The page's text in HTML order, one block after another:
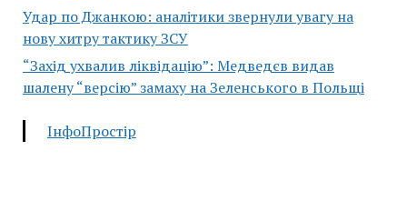
Удар по Джанкою: аналітики звернули увагу на
нову хитру тактику ЗСУ
“Захід ухвалив ліквідацію”: Медведєв видав
шалену “версію” замаху на Зеленського в Польщі
ІнфоПростір